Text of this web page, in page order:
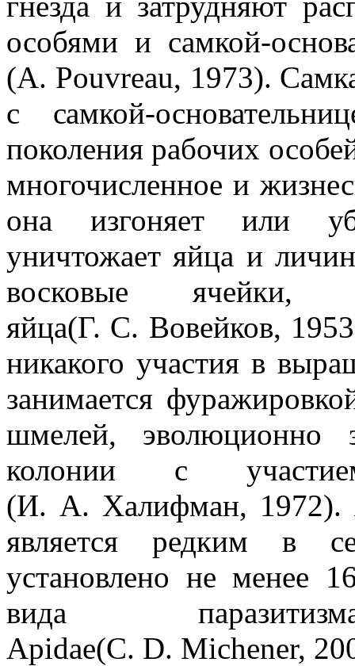
особями и самкой-
(A. Pouvreau, 1973).
с самкой-
поколения рабочих
многочисленное и
она изгоняет или
уничтожает яйца и
восковые ячейки,
яйца(Г. С. Вовейков,
никакого участия в
занимается
шмелей, эволюционно
колонии с участием
(И. А. Халифман, 1972).
является редким в
установлено не менее
вида
Apidae(C. D. Michener,